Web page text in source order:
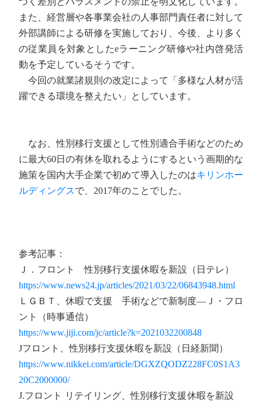
また、経営層や各事業会社の人事部門責任者に対して
外部講師による研修を実施しており、今後、より多く
の従業員を対象としたeラーニング研修や社内啓発活
動を予定しているそうです。
今回の就業諸規則の改定によって「多様な人材が活
躍できる環境を整えたい」としています。
なお、性別移行支援として性別適合手術などのため
に最大60日の有休を取れるようにするという画期的な
施策を国内大手企業で初めて導入したのはキリンホー
ルディングスで、2017年のことでした。
参考記事：
Ｊ．フロント 性別移行支援休暇を新設（日テレ）
https://www.news24.jp/articles/2021/03/22/06843948.html
ＬＧＢＴ、休暇で支援 手術などで新制度―Ｊ・フロ
ント（時事通信）
https://www.jiji.com/jc/article?k=2021032200848
Jフロント、性別移行支援休暇を新設（日経新聞）
https://www.nikkei.com/article/DGXZQODZ228FC0S1A3
20C2000000/
J.フロント リテイリング、性別移行支援休暇を新設